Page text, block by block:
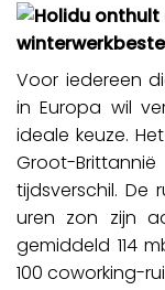
Voor iedereen
in Europa wil
ideale keuze.
Groot-
tijdsverschil. De
uren zon zijn
gemiddeld 114
100 coworking-